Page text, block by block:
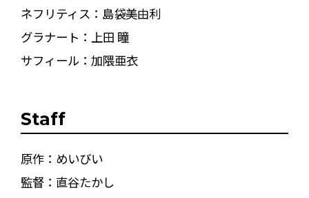
ネフリティス：島袋美由利
グラナート：上田 瞳
サフィール：加隈亜衣
Staff
原作：めいびい
監督：直谷たかし